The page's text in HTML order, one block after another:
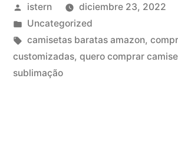
camisetas
de
futbol»
Publicado
por
istern
diciembre 23, 2022
Publicado
en
Uncategorized
Etiquetas:
camisetas baratas amazon,
customizadas, quero comprar
sublimação